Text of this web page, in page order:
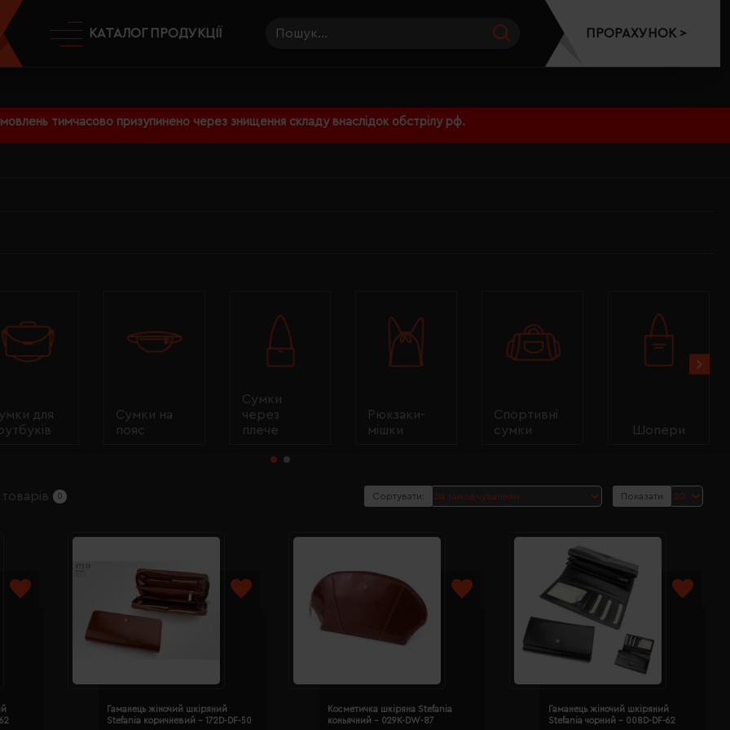
тимчасово призупинено через знищення складу внаслідок обстрілу рф.
КАТАЛОГ ПРОДУКЦІЇ ПРОРАХУНОК >
для
Сумки на
пояс
Сумки
через
плече
Рюкзаки-
мішки
Спортивні
сумки
Шопери
0 Сортувати: Показати
Гаманець жіночий шкіряний
Stefania коричневий - 172D-DF-50
Косметичка шкіряна Stefania
коньячний - 029K-DW-87
Гаманець жіночий шкіряний
Stefania чорний - 008D-DF-62